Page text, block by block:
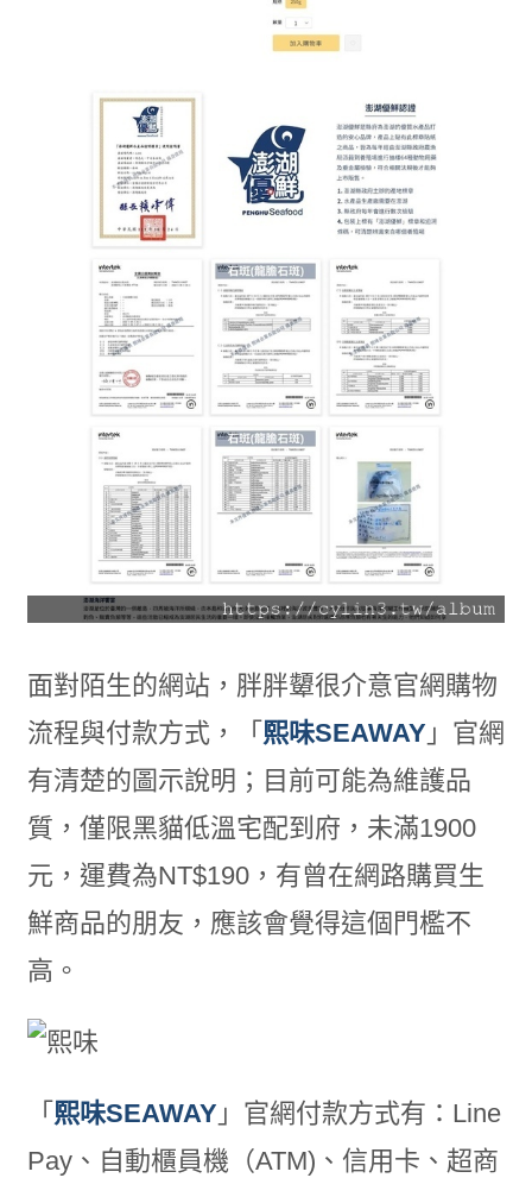
面對陌生的網站，胖胖顰很介意官網購物
流程與付款方式，「 熙味SEAWAY 」官網
有清楚的圖示說明；目前可能為維護品
質，僅限黑貓低溫宅配到府，未滿1900
元，運費為NT$190，有曾在網路購買生
鮮商品的朋友，應該會覺得這個門檻不
高。
「 熙味SEAWAY 」官網付款方式有：Line
Pay、自動櫃員機（ATM)、信用卡、超商